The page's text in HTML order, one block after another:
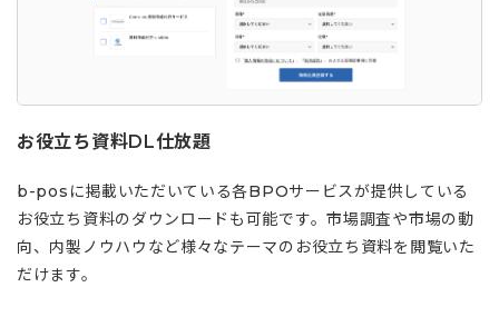
お役立ち資料DL仕放題
b-posに掲載いただいている各BPOサービスが提供している
お役立ち資料のダウンロードも可能です。市場調査や市場の動
向、内製ノウハウなど様々なテーマのお役立ち資料を閲覧いた
だけます。